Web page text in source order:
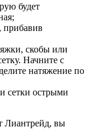
будет
прибавив
скобы или
Начните с
натяжение по
сетки острыми
Лиантрейд, вы